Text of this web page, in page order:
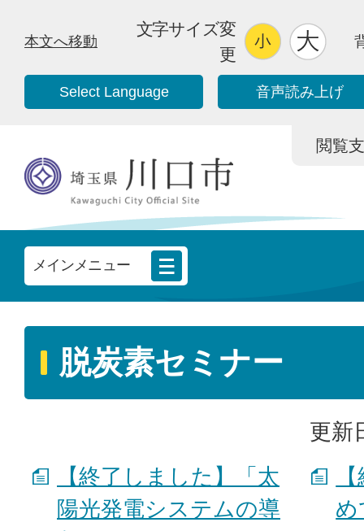
本文へ移動
文字サイズ変
更
Select Language 音声読み上げ
閲覧
メインメニュー
脱炭素セミナー
更新
【終了しました】「太
陽光発電システムの導
め